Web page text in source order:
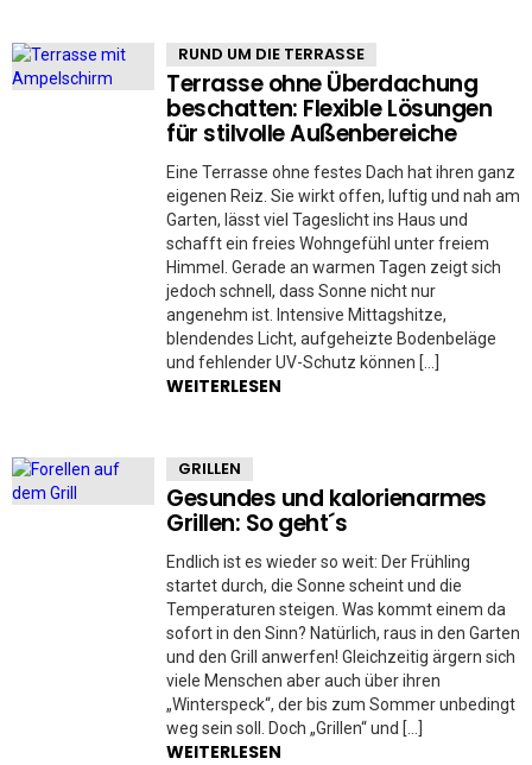
RUND UM DIE TERRASSE
Terrasse ohne Überdachung
beschatten: Flexible Lösungen
für stilvolle Außenbereiche
Eine Terrasse ohne festes Dach hat ihren ganz
eigenen Reiz. Sie wirkt offen, luftig und nah am
Garten, lässt viel Tageslicht ins Haus und
schafft ein freies Wohngefühl unter freiem
Himmel. Gerade an warmen Tagen zeigt sich
jedoch schnell, dass Sonne nicht nur
angenehm ist. Intensive Mittagshitze,
blendendes Licht, aufgeheizte Bodenbeläge
und fehlender UV-Schutz können […]
WEITERLESEN
GRILLEN
Gesundes und kalorienarmes
Grillen: So geht´s
Endlich ist es wieder so weit: Der Frühling
startet durch, die Sonne scheint und die
Temperaturen steigen. Was kommt einem da
sofort in den Sinn? Natürlich, raus in den Garten
und den Grill anwerfen! Gleichzeitig ärgern sich
viele Menschen aber auch über ihren
„Winterspeck“, der bis zum Sommer unbedingt
weg sein soll. Doch „Grillen“ und […]
WEITERLESEN